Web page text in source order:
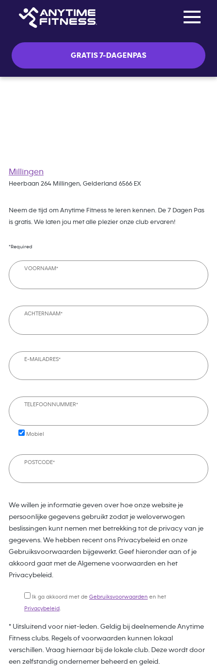
GRATIS 7-DAGENPAS
Millingen
Heerbaan 264 Millingen, Gelderland 6566 EX
Neem de tijd om Anytime Fitness te leren kennen. De 7 Dagen Pas
is gratis. We laten jou met alle plezier onze club ervaren!
*Required
VOORNAAM*
ACHTERNAAM*
E-MAILADRES*
TELEFOONNUMMER*
Mobiel
POSTCODE*
We willen je informatie geven over hoe onze website je
persoonlijke gegevens gebruikt zodat je weloverwogen
beslissingen kunt nemen met betrekking tot de privacy van je
gegevens. We hebben recent ons Privacybeleid en onze
Gebruiksvoorwaarden bijgewerkt. Geef hieronder aan of je
akkoord gaat met de Algemene voorwaarden en het
Privacybeleid.
Ik ga akkoord met de Gebruiksvoorwaarden en het
Privacybeleid.
* Uitsluitend voor niet-leden. Geldig bij deelnemende Anytime
Fitness clubs. Regels of voorwaarden kunnen lokaal
verschillen. Vraag hiernaar bij de lokale club. Deze wordt door
een zelfstandig ondernemer beheerd en geleid.